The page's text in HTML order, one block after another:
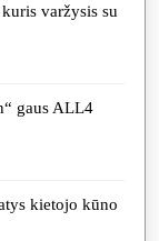
varžysis su
gaus ALL4
kietojo kūno